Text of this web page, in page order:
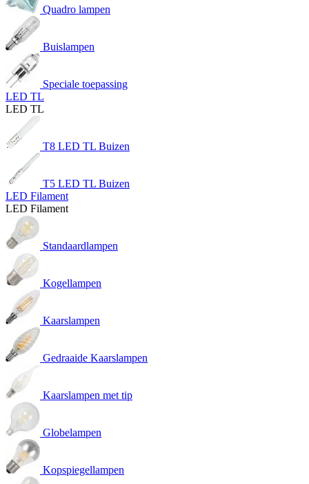
Quadro lampen
Buislampen
Speciale toepassing
LED TL
LED TL
T8 LED TL Buizen
T5 LED TL Buizen
LED Filament
LED Filament
Standaardlampen
Kogellampen
Kaarslampen
Gedraaide Kaarslampen
Kaarslampen met tip
Globelampen
Kopspiegellampen